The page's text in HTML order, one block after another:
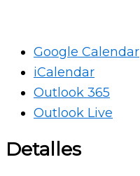
Google Calendar
iCalendar
Outlook 365
Outlook Live
Detalles